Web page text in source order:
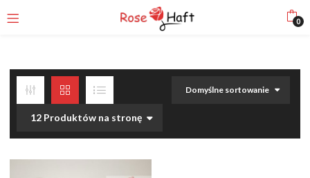
0
Domyślne sortowanie
12 Produktów na stronę